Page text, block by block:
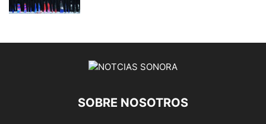
SOBRE NOSOTROS